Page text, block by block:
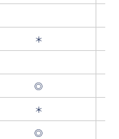
＊
◎
＊
◎